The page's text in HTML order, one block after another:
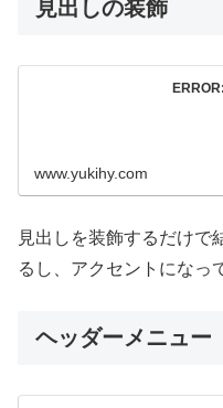
見出しの装飾
www.yukihy.com
見出しを装飾するだけで
るし、アクセントになっ
ヘッダーメニュー